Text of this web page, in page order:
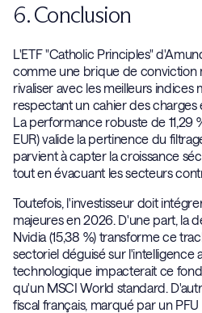
6. Conclusion
L'ETF "Catholic Principles"
comme une brique de conviction
rivaliser avec les meilleurs indices
respectant un cahier des charges
La performance robuste de 11,29
EUR) valide la pertinence du
parvient à capter la croissance
tout en évacuant les secteurs
Toutefois, l'investisseur doit
majeures en 2026. D'une part, la
Nvidia (15,38 %) transforme ce
sectoriel déguisé sur l'intelligence
technologique impacterait ce
qu'un MSCI World standard.
fiscal français, marqué par un